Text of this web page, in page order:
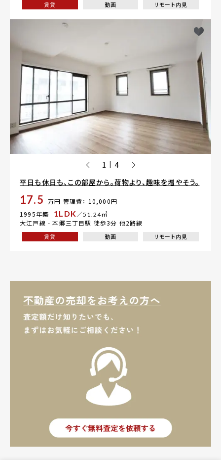
賃貸 動画 リモート内見
1 | 4
平日も休日も、この部屋から。荷物より、趣味を増やそう。
17.5 万円 管理費： 10,000円
1995年築
1LDK／51.24㎡
大江戸線 -本郷三丁目駅 徒歩3分 他2路線
賃貸 動画 リモート内見